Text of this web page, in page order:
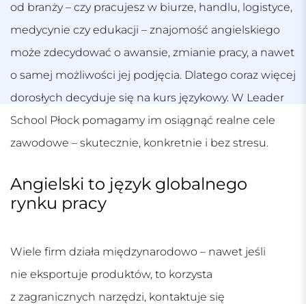
od branży – czy pracujesz w biurze, handlu, logistyce,
medycynie czy edukacji – znajomość angielskiego
może zdecydować o awansie, zmianie pracy, a nawet
o samej możliwości jej podjęcia. Dlatego coraz więcej
dorosłych decyduje się na kurs językowy. W Leader
School Płock pomagamy im osiągnąć realne cele
zawodowe – skutecznie, konkretnie i bez stresu.
Angielski to język globalnego
rynku pracy
Wiele firm działa międzynarodowo – nawet jeśli
nie eksportuje produktów, to korzysta
z zagranicznych narzędzi, kontaktuje się